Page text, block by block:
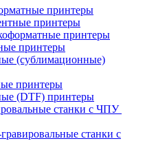
принтеры
принтеры
принтеры
принтеры
(сублимационные)
принтеры
(DTF) принтеры
станки с ЧПУ
станки с